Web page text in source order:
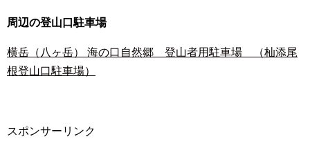
周辺の登山口駐車場
横岳（八ヶ岳） 海の口自然郷 登山者用駐車場 （杣添尾
根登山口駐車場）
スポンサーリンク